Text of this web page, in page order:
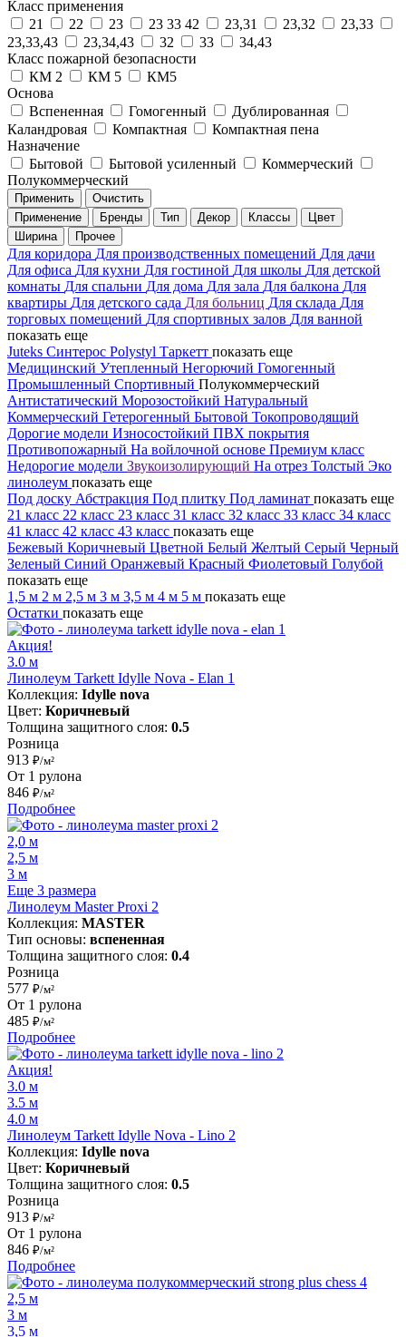
Класс применения
21
22 23 23 33 42 23,31 23,32
23,33
23,33,43
23,34,43 32 33
34,43
Класс пожарной безопасности
КМ 2
КМ 5
КМ5
Основа
Вспененная
Гомогенный
Дублированная
Каландровая
Компактная
Компактная пена
Назначение
Бытовой
Бытовой усиленный
Коммерческий
Полукоммерческий
Применить
Очистить
Применение
Бренды Тип Декор Классы
Цвет
Ширина
Прочее
Для коридора Для производственных помещений Для дачи
Для офиса Для кухни Для гостиной Для школы Для детской
комнаты Для спальни Для дома Для зала Для балкона Для
квартиры Для детского сада Для больниц Для склада Для
торговых помещений Для спортивных залов Для ванной
показать еще
Juteks Синтерос Polystyl Таркетт показать еще
Медицинский Утепленный Негорючий Гомогенный
Промышленный Спортивный Полукоммерческий
Антистатический Морозостойкий Натуральный
Коммерческий Гетерогенный Бытовой Токопроводящий
Дорогие модели Износостойкий ПВХ покрытия
Противопожарный На войлочной основе Премиум класс
Недорогие модели Звукоизолирующий На отрез Толстый Эко
линолеум показать еще
Под доску Абстракция Под плитку Под ламинат показать еще
21 класс 22 класс 23 класс 31 класс 32 класс 33 класс 34 класс
41 класс 42 класс 43 класс показать еще
Бежевый Коричневый Цветной Белый Желтый Серый Черный
Зеленый Синий Оранжевый Красный Фиолетовый Голубой
показать еще
1,5 м 2 м 2,5 м 3 м 3,5 м 4 м 5 м показать еще
Остатки показать еще
Акция!
3.0 м
Линолеум Tarkett Idylle Nova - Elan 1
Коллекция: Idylle nova
Цвет: Коричневый
Толщина защитного слоя: 0.5
Розница
913 ₽/м²
От 1 рулона
846 ₽/м²
Подробнее
2,0 м
2,5 м
3 м
Еще 3 размера
Линолеум Master Proxi 2
Коллекция: MASTER
Тип основы: вспененная
Толщина защитного слоя: 0.4
Розница
577 ₽/м²
От 1 рулона
485 ₽/м²
Подробнее
Акция!
3.0 м
3.5 м
4.0 м
Линолеум Tarkett Idylle Nova - Lino 2
Коллекция: Idylle nova
Цвет: Коричневый
Толщина защитного слоя: 0.5
Розница
913 ₽/м²
От 1 рулона
846 ₽/м²
Подробнее
2,5 м
3 м
3,5 м